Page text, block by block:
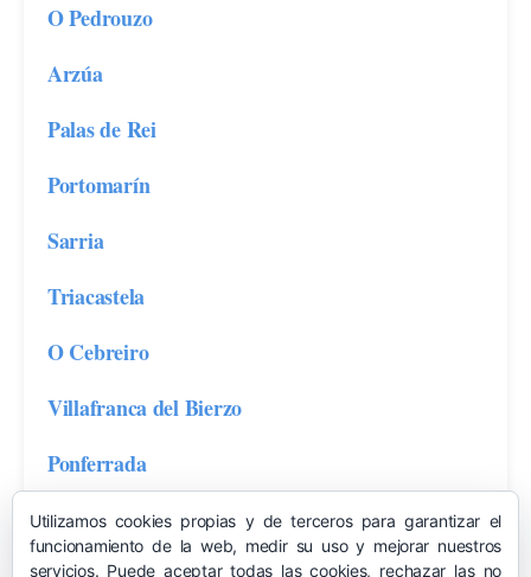
O Pedrouzo
Arzúa
Palas de Rei
Portomarín
Sarria
Triacastela
O Cebreiro
Villafranca del Bierzo
Ponferrada
Utilizamos cookies propias y de terceros para garantizar el
funcionamiento de la web, medir su uso y mejorar nuestros
servicios. Puede aceptar todas las cookies, rechazar las no